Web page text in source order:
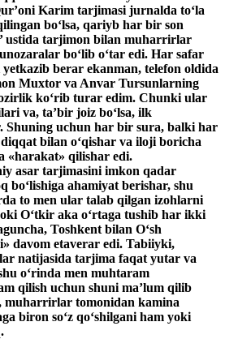
Karim tarjimasi jurnalda to‘la
bo‘lsa, qariyb har bir son
ustida tarjimon bilan muharrirlar
bo‘lib o‘tar edi. Har safar
berar ekanman, telefon oldida
Muxtor va Anvar Tursunlarning
ko‘rib turar edim. Chunki ular
va, ta’bir joiz bo‘lsa, ilk
Shuning uchun har bir sura, balki har
bilan o‘qishar va iloji boricha
«harakat» qilishar edi.
asar tarjimasini imkon qadar
bo‘lishiga ahamiyat berishar, shu
to men ular talab qilgan izohlarni
O‘tkir aka o‘rtaga tushib har ikki
Toshkent bilan O‘sh
davom etaverar edi. Tabiiyki,
natijasida tarjima faqat yutar va
o‘rinda men muhtaram
qilish uchun shuni ma’lum qilib
muharrirlar tomonidan kamina
biron so‘z qo‘shilgani ham yoki